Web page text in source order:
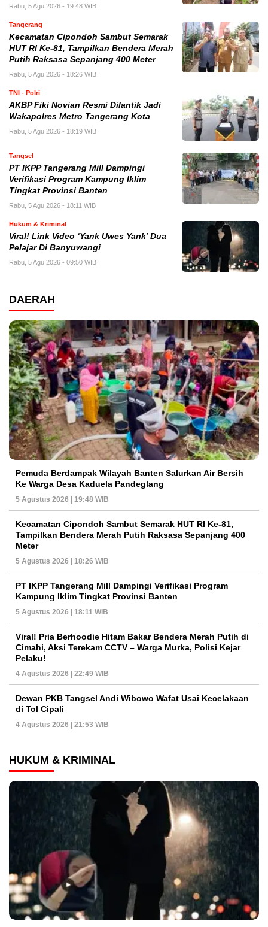
Rabu, 5 Agu 2026 - 19:48 WIB
Tangerang
Kecamatan Cipondoh Sambut Semarak
HUT RI Ke-81, Tampilkan Bendera Merah
Putih Raksasa Sepanjang 400 Meter
Rabu, 5 Agu 2026 - 18:26 WIB
TNI - Polri
AKBP Fiki Novian Resmi Dilantik Jadi
Wakapolres Metro Tangerang Kota
Rabu, 5 Agu 2026 - 18:19 WIB
Tangsel
PT IKPP Tangerang Mill Dampingi
Verifikasi Program Kampung Iklim
Tingkat Provinsi Banten
Rabu, 5 Agu 2026 - 18:11 WIB
Hukum & Kriminal
Viral! Link Video ‘Yank Uwes Yank’ Dua
Pelajar Di Banyuwangi
Rabu, 5 Agu 2026 - 09:50 WIB
DAERAH
Pemuda Berdampak Wilayah Banten Salurkan Air Bersih
Ke Warga Desa Kaduela Pandeglang
5 Agustus 2026 | 19:48 WIB
Kecamatan Cipondoh Sambut Semarak HUT RI Ke-81,
Tampilkan Bendera Merah Putih Raksasa Sepanjang 400
Meter
5 Agustus 2026 | 18:26 WIB
PT IKPP Tangerang Mill Dampingi Verifikasi Program
Kampung Iklim Tingkat Provinsi Banten
5 Agustus 2026 | 18:11 WIB
Viral! Pria Berhoodie Hitam Bakar Bendera Merah Putih di
Cimahi, Aksi Terekam CCTV – Warga Murka, Polisi Kejar
Pelaku!
4 Agustus 2026 | 22:49 WIB
Dewan PKB Tangsel Andi Wibowo Wafat Usai Kecelakaan
di Tol Cipali
4 Agustus 2026 | 21:53 WIB
HUKUM & KRIMINAL